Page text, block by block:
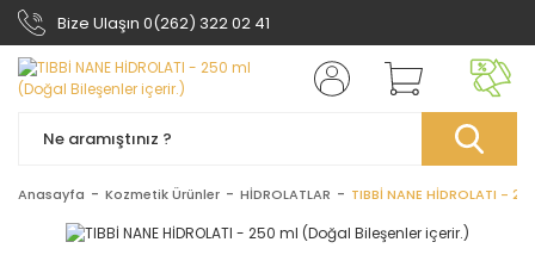
Bize Ulaşın 0(262) 322 02 41
Anasayfa Kozmetik Ürünler HİDROLATLAR TIBBİ NANE HİDROLATI -